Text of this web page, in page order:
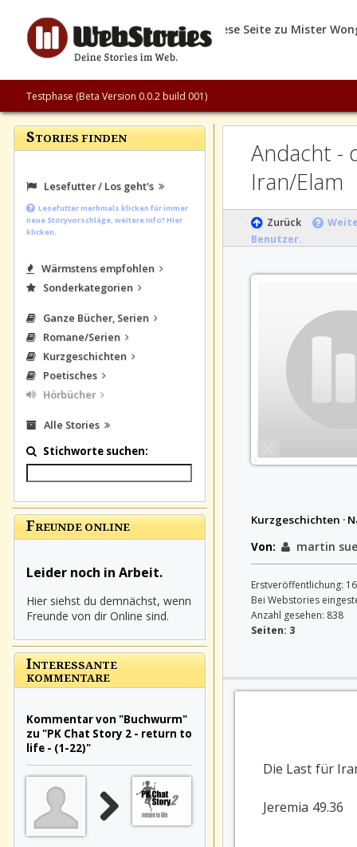
Testphase (Beta Version 0.0.2 build 001)
Andacht - die Last für
Iran/
Zurück
Benutzer.
Kurzgeschichten ·
Von:
martin
Erstveröffentlichung:
Bei Webstories
Anzahl gesehen: 838
Seiten: 3
Die Last für
Jeremia 49.36
STORIES FINDEN
Lesefutter / Los geht's
Lesefutter merhmals klicken für immer
neue Storyvorschläge, weitere Info? Hier
klicken.
Wärmstens empfohlen
Sonderkategorien
Ganze Bücher, Serien
Romane/Serien
Kurzgeschichten
Poetisches
Hörbücher
Alle Stories
Stichworte suchen:
FREUNDE ONLINE
Leider noch in Arbeit.
Hier siehst du demnächst, wenn
Freunde von dir Online sind.
INTERESSANTE
KOMMENTARE
Kommentar von "Buchwurm"
zu "PK Chat Story 2 - return to
life - (1-22)"